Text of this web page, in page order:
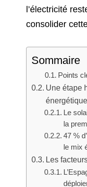
l’électricité
consolider
Sommaire
Points
Une étape
Le
la
47 %
le mix
Les